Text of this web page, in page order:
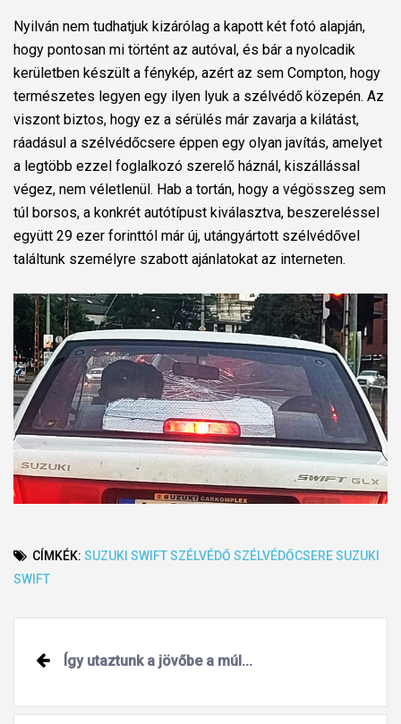
Nyilván nem tudhatjuk kizárólag a kapott két fotó alapján,
hogy pontosan mi történt az autóval, és bár a nyolcadik
kerületben készült a fénykép, azért az sem Compton, hogy
természetes legyen egy ilyen lyuk a szélvédő közepén. Az
viszont biztos, hogy ez a sérülés már zavarja a kilátást,
ráadásul a szélvédőcsere éppen egy olyan javítás, amelyet
a legtöbb ezzel foglalkozó szerelő háznál, kiszállással
végez, nem véletlenül. Hab a tortán, hogy a végösszeg sem
túl borsos, a konkrét autótípust kiválasztva, beszereléssel
együtt 29 ezer forinttól már új, utángyártott szélvédővel
találtunk személyre szabott ajánlatokat az interneten.
CÍMKÉK: SUZUKI SWIFTSZÉLVÉDŐ SZÉLVÉDŐCSERESUZUKI
SWIFT
Post
navigation
Így utaztunk a jövőbe a múl...